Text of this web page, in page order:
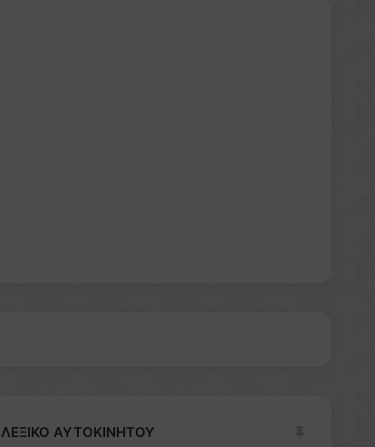
ΛΕΞΙΚΟ ΑΥΤΟΚΙΝΗΤΟΥ